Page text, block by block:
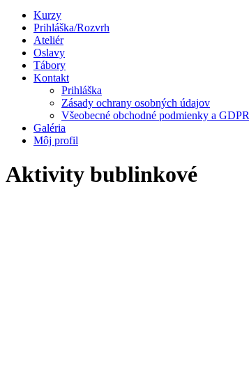
Kurzy
Prihláška/Rozvrh
Ateliér
Oslavy
Tábory
Kontakt
Prihláška
Zásady ochrany osobných údajov
Všeobecné obchodné podmienky a GDPR
Galéria
Môj profil
Aktivity bublinkové